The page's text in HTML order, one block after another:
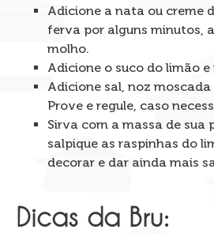
Adicione a nata ou creme
ferva por alguns minutos,
molho.
Adicione o suco do limão e
Adicione sal, noz
Prove e regule, caso
Sirva com a massa de sua
salpique as raspinhas do
decorar e dar ainda mais
Dicas da Bru: